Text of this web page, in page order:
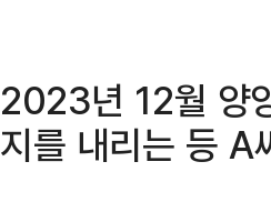
2023년 12월 양
지를 내리는 등 A